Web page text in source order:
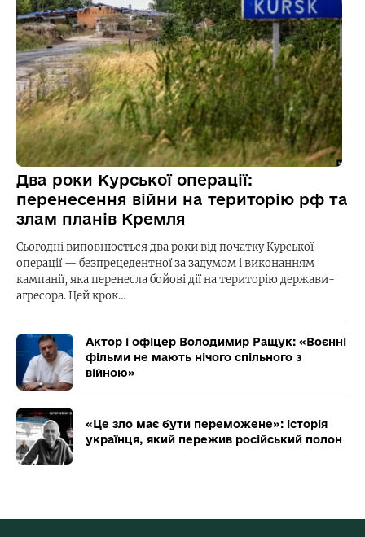
Два роки Курської операції:
перенесення війни на територію рф та
злам планів Кремля
Сьогодні виповнюється два роки від початку Курської
операції — безпрецедентної за задумом і виконанням
кампанії, яка перенесла бойові дії на територію держави-
агресора. Цей крок…
Актор і офіцер Володимир Ращук: «Воєнні
фільми не мають нічого спільного з
війною»
«Це зло має бути переможене»: історія
українця, який пережив російський полон